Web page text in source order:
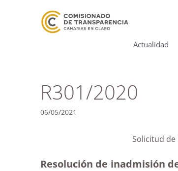
Actualidad
R301/2020
06/05/2021
Solicitud
Resolución de inadmisión